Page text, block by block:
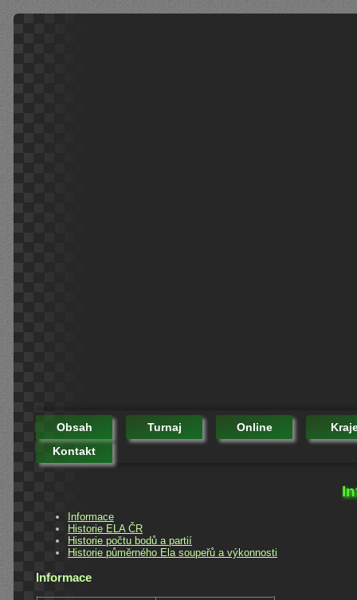
Obsah Turnaj Online
Kontakt
Informace
Historie ELA ČR
Historie počtu bodů a partií
Historie půměrného Ela soupeřů a výkonnosti
Informace